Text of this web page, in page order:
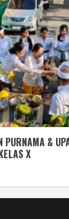
PURNAMA &
X